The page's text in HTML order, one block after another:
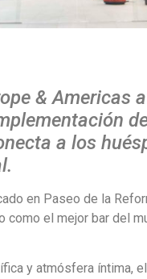
& Americas
de
a los
en Paseo de la
el mejor bar del
y atmósfera íntima,